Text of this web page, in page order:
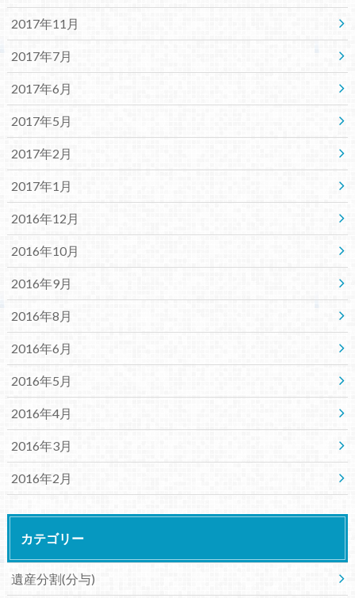
2017年11月
2017年7月
2017年6月
2017年5月
2017年2月
2017年1月
2016年12月
2016年10月
2016年9月
2016年8月
2016年6月
2016年5月
2016年4月
2016年3月
2016年2月
カテゴリー
遺産分割(分与)